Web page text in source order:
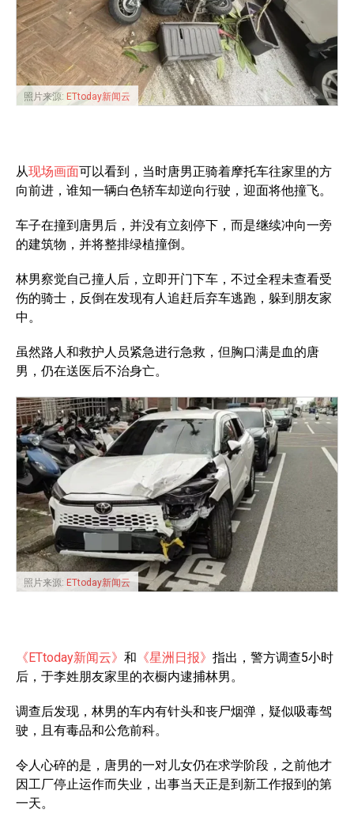
照片来源: ETtoday新闻云
从现场画面可以看到，当时唐男正骑着摩托车往家里的方
向前进，谁知一辆白色轿车却逆向行驶，迎面将他撞飞。
车子在撞到唐男后，并没有立刻停下，而是继续冲向一旁
的建筑物，并将整排绿植撞倒。
林男察觉自己撞人后，立即开门下车，不过全程未查看受
伤的骑士，反倒在发现有人追赶后弃车逃跑，躲到朋友家
中。
虽然路人和救护人员紧急进行急救，但胸口满是血的唐
男，仍在送医后不治身亡。
照片来源: ETtoday新闻云
《ETtoday新闻云》 和 《星洲日报》 指出，警方调查5小时
后，于李姓朋友家里的衣橱内逮捕林男。
调查后发现，林男的车内有针头和丧尸烟弹，疑似吸毒驾
驶，且有毒品和公危前科。
令人心碎的是，唐男的一对儿女仍在求学阶段，之前他才
因工厂停止运作而失业，出事当天正是到新工作报到的第
一天。